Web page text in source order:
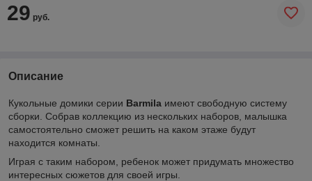
29 руб.
Описание
Кукольные домики серии Barmila имеют свободную систему
сборки. Собрав коллекцию из нескольких наборов, малышка
самостоятельно сможет решить на каком этаже будут
находится комнаты.
Играя с таким набором, ребенок может придумать множество
интересных сюжетов для своей игры.